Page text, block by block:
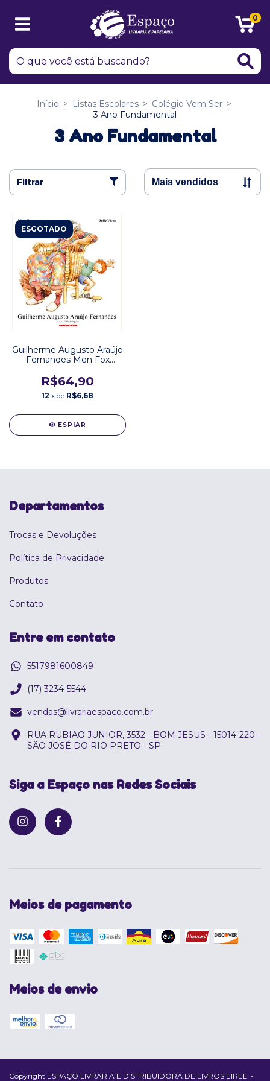
0
Início > Listas Escolares > Colégio Vem Ser >
3 Ano Fundamental
3 Ano Fundamental
Filtrar
ESGOTADO
Guilherme Augusto Araújo
Fernandes Men Fox
R$64,90
12 x de R$6,68
ESPIAR
Departamentos
Trocas e Devoluções
Política de Privacidade
Produtos
Contato
Entre em contato
5517981600849
(17) 3234-5544
vendas@livrariaespaco.com.br
RUA RUBIAO JUNIOR, 3532 - BOM JESUS - 15014-220 -
SÃO JOSÉ DO RIO PRETO - SP
Siga a Espaço nas Redes Sociais
Meios de pagamento
Meios de envio
Copyright ESPAÇO LIVRARIA E DISTRIBUIDORA DE LIVROS EIRELI -